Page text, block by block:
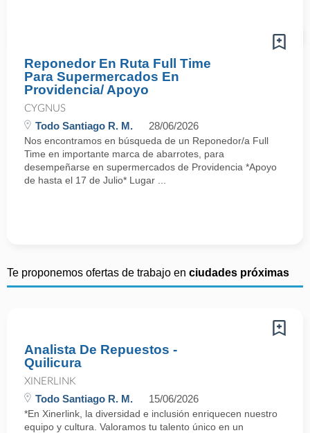
Reponedor En Ruta Full Time
Para Supermercados En
Providencia/ Apoyo
CYGNUS
Todo Santiago R. M. 28/06/2026
Nos encontramos en búsqueda de un Reponedor/a Full
Time en importante marca de abarrotes, para
desempeñarse en supermercados de Providencia *Apoyo
de hasta el 17 de Julio* Lugar ...
Te proponemos ofertas de trabajo en ciudades próximas
Analista De Repuestos -
Quilicura
XINERLINK
Todo Santiago R. M. 15/06/2026
*En Xinerlink, la diversidad e inclusión enriquecen nuestro
equipo y cultura. Valoramos tu talento único en un